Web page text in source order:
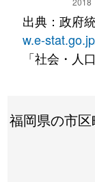
出典：政府
w.e-
「社会・人
福岡県の市